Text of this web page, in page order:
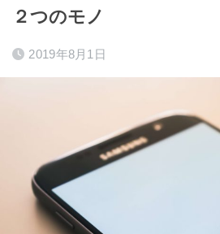
２つのモノ
2019年8月1日